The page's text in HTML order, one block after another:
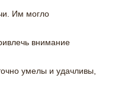
Им могло
внимание
умелы и удачливы,